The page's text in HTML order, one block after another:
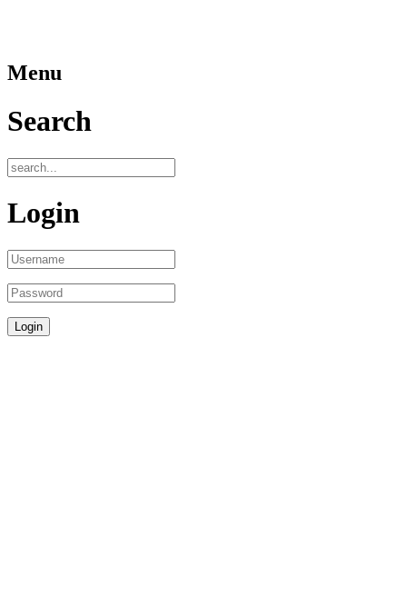
Menu
Search
Login